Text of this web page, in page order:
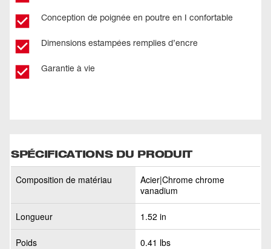
Conception de poignée en poutre en I confortable
Dimensions estampées remplies d’encre
Garantie à vie
SPÉCIFICATIONS DU PRODUIT
Composition de matériau
Acier|Chrome chrome
vanadium
Longueur 1.52 in
Poids 0.41 lbs